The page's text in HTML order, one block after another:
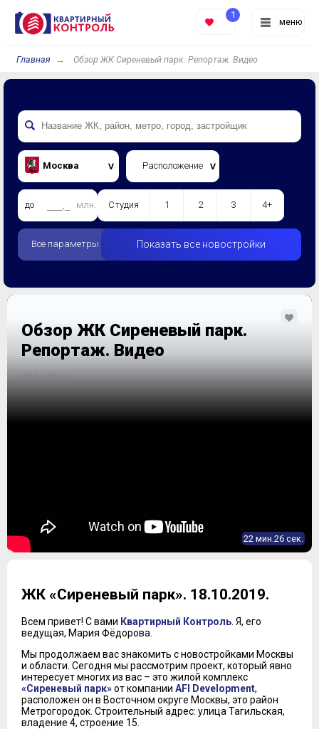
меню
1
Главная Обзор ЖК Сиреневый парк. Репортаж. Видео
Москва Расположение
до млн. Студия 1 2 3 4+
Все параметры Показать все новостройки
Обзор ЖК Сиреневый парк.
Репортаж. Видео
22 мин.26 сек.
ЖК «Сиреневый парк». 18.10.2019.
Всем привет! С вами Квартирный Контроль . Я, его
ведущая, Мария Фёдорова.
Мы продолжаем вас знакомить с новостройками Москвы
и области. Сегодня мы рассмотрим проект, который явно
интересует многих из вас – это жилой комплекс
«Сиреневый парк»от компании AFI Development,
расположен он в Восточном округе Москвы, это район
Метрогородок. Строительный адрес: улица Тагильская,
владение 4, строение 15.